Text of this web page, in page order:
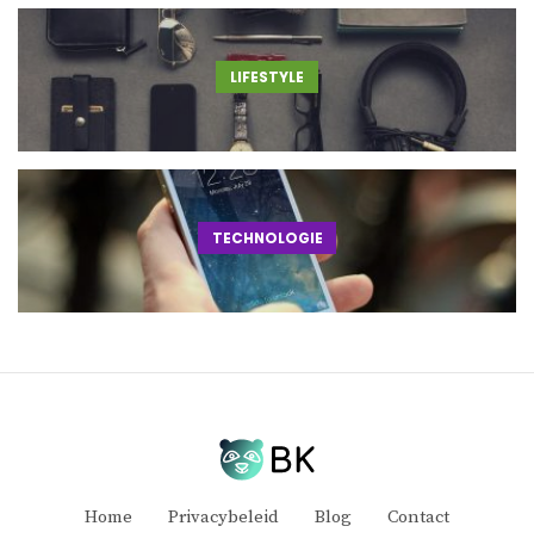
LIFESTYLE
TECHNOLOGIE
Home Privacybeleid Blog Contact